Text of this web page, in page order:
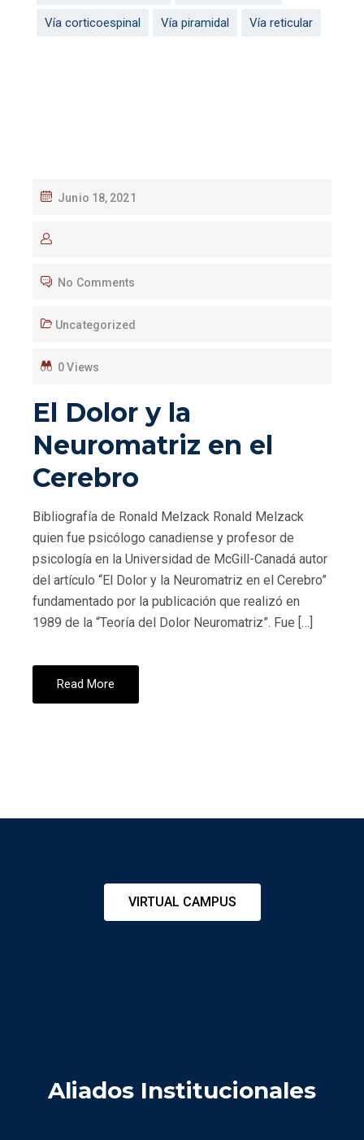
Vía corticoespinal Vía piramidal Vía reticular
Junio 18, 2021
No Comments
Uncategorized
0 Views
El Dolor y la
Neuromatriz en el
Cerebro
Bibliografía de Ronald Melzack Ronald Melzack
quien fue psicólogo canadiense y profesor de
psicología en la Universidad de McGill-Canadá autor
del artículo “El Dolor y la Neuromatriz en el Cerebro”
fundamentado por la publicación que realizó en
1989 de la “Teoría del Dolor Neuromatriz”. Fue […]
Read More
VIRTUAL CAMPUS
Aliados Institucionales